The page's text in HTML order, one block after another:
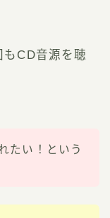
CD音源を聴
たい！という